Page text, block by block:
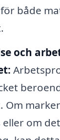
både
och
Om
om